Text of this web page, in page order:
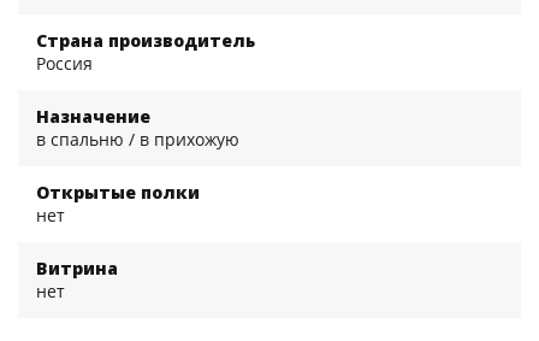
Страна производитель
Россия
Назначение
в спальню / в прихожую
Открытые полки
нет
Витрина
нет